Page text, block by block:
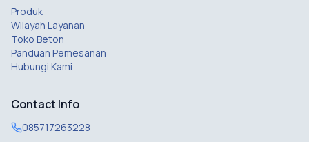
Produk
Wilayah Layanan
Toko Beton
Panduan Pemesanan
Hubungi Kami
Contact Info
085717263228